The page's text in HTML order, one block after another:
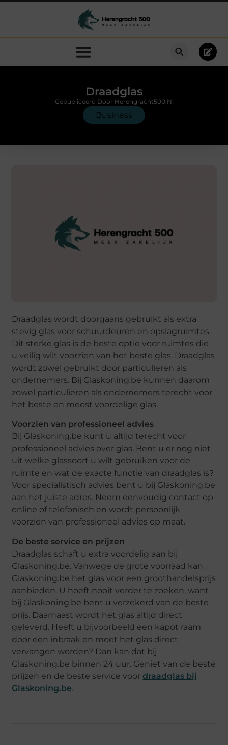
Draadglas
Business
Gepubliceerd Door Herengracht500.nl
Draadglas wordt doorgaans gebruikt als extra
stevig glas voor schuurdeuren en opslagruimtes.
Dit sterke glas is de beste optie voor ruimtes die
u veilig wilt voorzien van het beste glas. Draadglas
wordt zowel gebruikt door particulieren als
ondernemers. Bij Glaskoning.be kunnen daarom
zowel particulieren als ondernemers terecht voor
het beste en meest voordelige glas.
Voorzien van professioneel advies
Bij Glaskoning.be kunt u altijd terecht voor
professioneel advies over glas. Bent u er nog niet
uit welke glassoort u wilt gebruiken voor de
ruimte en wat de exacte functie van draadglas is?
Voor specialistisch advies bent u bij Glaskoning.be
aan het juiste adres. Neem eenvoudig contact op
online of telefonisch en wordt persoonlijk
voorzien van professioneel advies op maat.
De beste service en prijzen
Draadglas schaft u extra voordelig aan bij
Glaskoning.be. Vanwege de grote voorraad kan
Glaskoning.be het glas voor een groothandelsprijs
aanbieden. U hoeft nooit verder te zoeken, want
bij Glaskoning.be bent u verzekerd van de beste
prijs. Daarnaast wordt het glas altijd direct
geleverd. Heeft u bijvoorbeeld een kapot raam
door een inbraak en moet het glas direct
vervangen worden? Dan kan dat bij
Glaskoning.be binnen 24 uur. Geniet van de beste
prijzen en de beste service voor draadglas bij
Glaskoning.be.